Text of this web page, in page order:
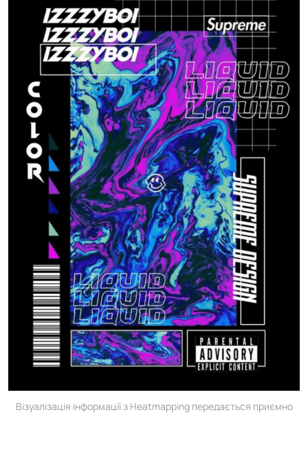
Візуалізація інформації з Heatmapping передається приємно